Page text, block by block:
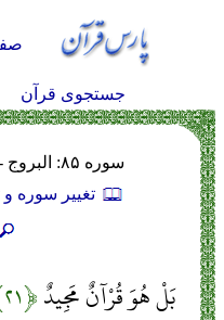
جستجوی قرآن
سوره ۸۵: البروج - جزء ۳۰ - ترجمه Qarib
تغيير سوره
بَلْ هُوَ قُرْآنٌ مَجِيدٌ﴿۲۱﴾